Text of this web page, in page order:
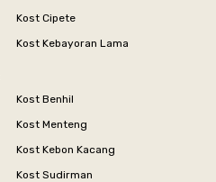
Kost Cipete
Kost Kebayoran Lama
Kost Benhil
Kost Menteng
Kost Kebon Kacang
Kost Sudirman